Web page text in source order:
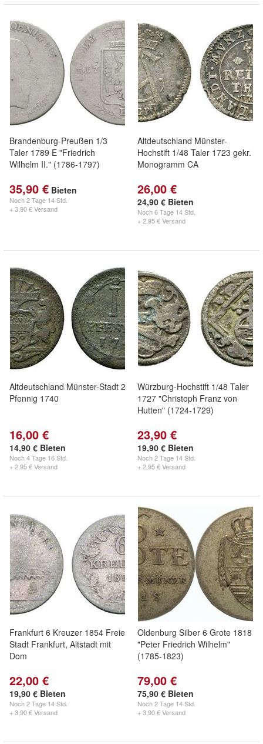
Brandenburg-Preußen 1/3
Taler 1789 E "Friedrich
Wilhelm II." (1786-1797)
35,90 € Bieten
Noch2 Tage 14 Std.
+ 3,90 € Versand
Altdeutschland Münster-
Hochstift 1/48 Taler 1723 gekr.
Monogramm CA
26,00 €
24,90 € Bieten
Noch6 Tage 14 Std.
+ 2,95 € Versand
Altdeutschland Münster-Stadt 2
Pfennig 1740
16,00 €
14,90 € Bieten
Noch4 Tage 16 Std.
+ 2,95 € Versand
Würzburg-Hochstift 1/48 Taler
1727 "Christoph Franz von
Hutten" (1724-1729)
23,90 €
19,90 € Bieten
Noch2 Tage 14 Std.
+ 2,95 € Versand
Frankfurt 6 Kreuzer 1854 Freie
Stadt Frankfurt, Altstadt mit
Dom
22,00 €
19,90 € Bieten
Noch2 Tage 14 Std.
+ 3,90 € Versand
Oldenburg Silber 6 Grote 1818
"Peter Friedrich Wilhelm"
(1785-1823)
79,00 €
75,90 € Bieten
Noch2 Tage 14 Std.
+ 3,90 € Versand